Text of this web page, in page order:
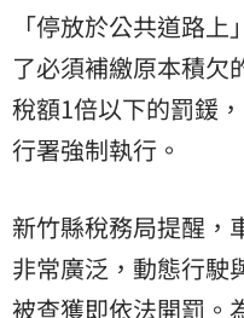
「停放於公共道路
了必須補繳原本積欠
稅額1倍以下的罰鍰
行署強制執行。
新竹縣稅務局提醒，
非常廣泛，動態行駛
被查獲即依法開罰。